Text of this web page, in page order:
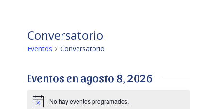
Conversatorio
Eventos Conversatorio
Eventos en agosto 8, 2026
Aviso No hay eventos programados.